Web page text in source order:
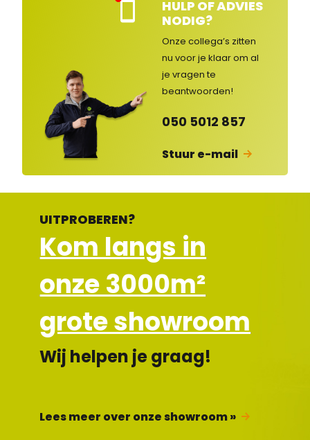
nte
en
HULP OF ADVIES
NODIG?
Onze collega’s zitten
nu voor je klaar om al
je vragen te
beantwoorden!
050 5012 857
Stuur e-mail
UITPROBEREN?
Kom langs in
onze 3000m²
grote showroom
Wij helpen je graag!
Lees meer over onze showroom »